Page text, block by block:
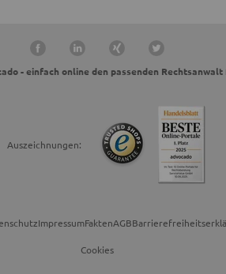
- einfach online den passenden Rechtsanwalt
Auszeichnungen:
ImpressumFaktenAGB
Cookies